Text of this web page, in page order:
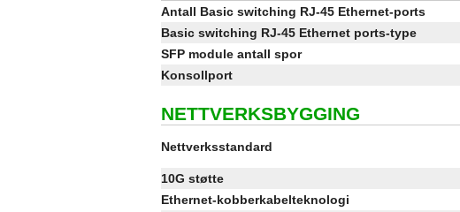
Antall Basic switching RJ-45 Ethernet-ports
Basic switching RJ-45 Ethernet ports-type
SFP module antall spor
Konsollport
NETTVERKSBYGGING
Nettverksstandard
10G støtte
Ethernet-kobberkabelteknologi